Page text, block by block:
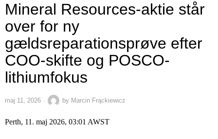
Mineral Resources-aktie står
over for ny
gældsreparationsprøve efter
COO-skifte og POSCO-
lithiumfokus
maj 11, 2026 by Marcin Frąckiewicz
Perth, 11. maj 2026, 03:01 AWST